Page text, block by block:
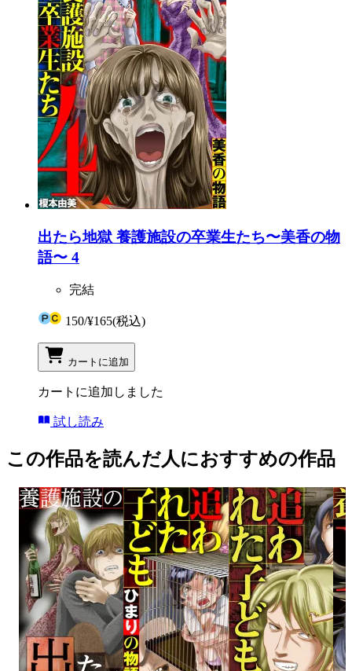
出たら地獄 養護施設の卒業生たち〜美香の物
語〜 4
完結
150/¥165(税込)
カートに追加
カートに追加しました
試し読み
この作品を読んだ人におすすめの作品